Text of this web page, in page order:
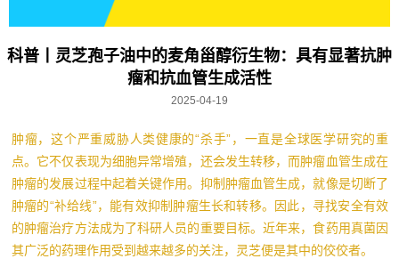
科普丨灵芝孢子油中的麦角甾醇衍生物：具有显著抗肿
瘤和抗血管生成活性
2025-04-19
肿瘤，这个严重威胁人类健康的“杀手”，一直是全球医学研究的重
点。它不仅表现为细胞异常增殖，还会发生转移，而肿瘤血管生成在
肿瘤的发展过程中起着关键作用。抑制肿瘤血管生成，就像是切断了
肿瘤的“补给线”，能有效抑制肿瘤生长和转移。因此，寻找安全有效
的肿瘤治疗方法成为了科研人员的重要目标。近年来，食药用真菌因
其广泛的药理作用受到越来越多的关注，灵芝便是其中的佼佼者。